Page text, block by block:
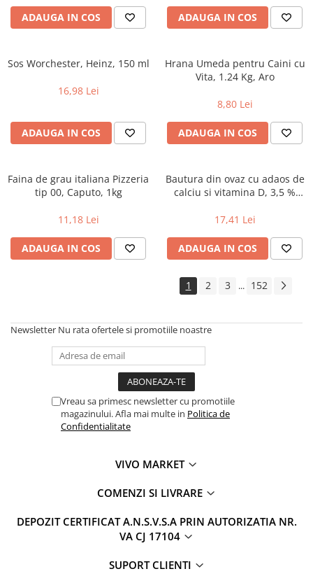
ADAUGA IN COS ADAUGA IN COS
Sos Worchester, Heinz, 150 ml
16,98 Lei
ADAUGA IN COS
Hrana Umeda pentru Caini cu
Vita, 1.24 Kg, Aro
8,80 Lei
ADAUGA IN COS
Faina de grau italiana Pizzeria
tip 00, Caputo, 1kg
11,18 Lei
ADAUGA IN COS
Bautura din ovaz cu adaos de
calciu si vitamina D, 3,5 %
17,41 Lei
ADAUGA IN COS
1 2 3 ... 152
Newsletter Nu rata ofertele si promotiile noastre
Vreau sa primesc newsletter cu promotiile
magazinului. Afla mai multe in Politica de
Confidentialitate
VIVO MARKET
COMENZI SI LIVRARE
DEPOZIT CERTIFICAT A.N.S.V.S.A PRIN AUTORIZATIA NR.
VA CJ 17104
SUPORT CLIENTI